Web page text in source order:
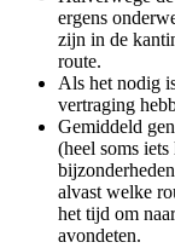
ergens
zijn in de
route.
Als het nodig
vertraging
Gemiddeld
(heel soms
alvast welke
het tijd om
avondeten.